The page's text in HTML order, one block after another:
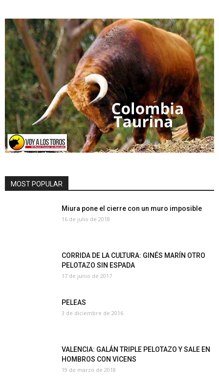
MOST POPULAR
Miura pone el cierre con un muro imposible
16 de julio de 2018
CORRIDA DE LA CULTURA: GINÉS MARÍN OTRO
PELOTAZO SIN ESPADA
17 de junio de 2017
PELEAS
3 de diciembre de 2016
VALENCIA: GALÁN TRIPLE PELOTAZO Y SALE EN
HOMBROS CON VICENS
19 de marzo de 2018